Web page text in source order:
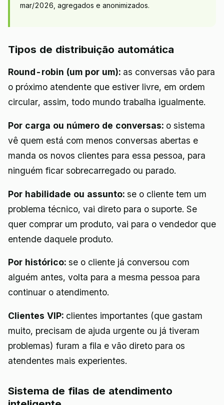
mar/2026, agregados e anonimizados.
Tipos de distribuição automática
Round-robin (um por um): as conversas vão para
o próximo atendente que estiver livre, em ordem
circular, assim, todo mundo trabalha igualmente.
Por carga ou número de conversas: o sistema
vê quem está com menos conversas abertas e
manda os novos clientes para essa pessoa, para
ninguém ficar sobrecarregado ou parado.
Por habilidade ou assunto: se o cliente tem um
problema técnico, vai direto para o suporte. Se
quer comprar um produto, vai para o vendedor que
entende daquele produto.
Por histórico: se o cliente já conversou com
alguém antes, volta para a mesma pessoa para
continuar o atendimento.
Clientes VIP: clientes importantes (que gastam
muito, precisam de ajuda urgente ou já tiveram
problemas) furam a fila e vão direto para os
atendentes mais experientes.
Sistema de filas de atendimento